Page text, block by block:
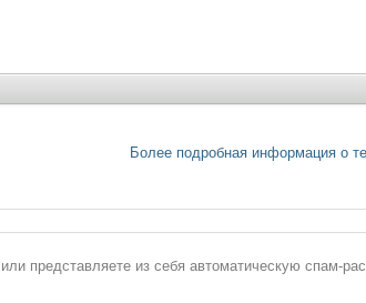
Более подробная информация о
представляете из себя автоматическую спам-